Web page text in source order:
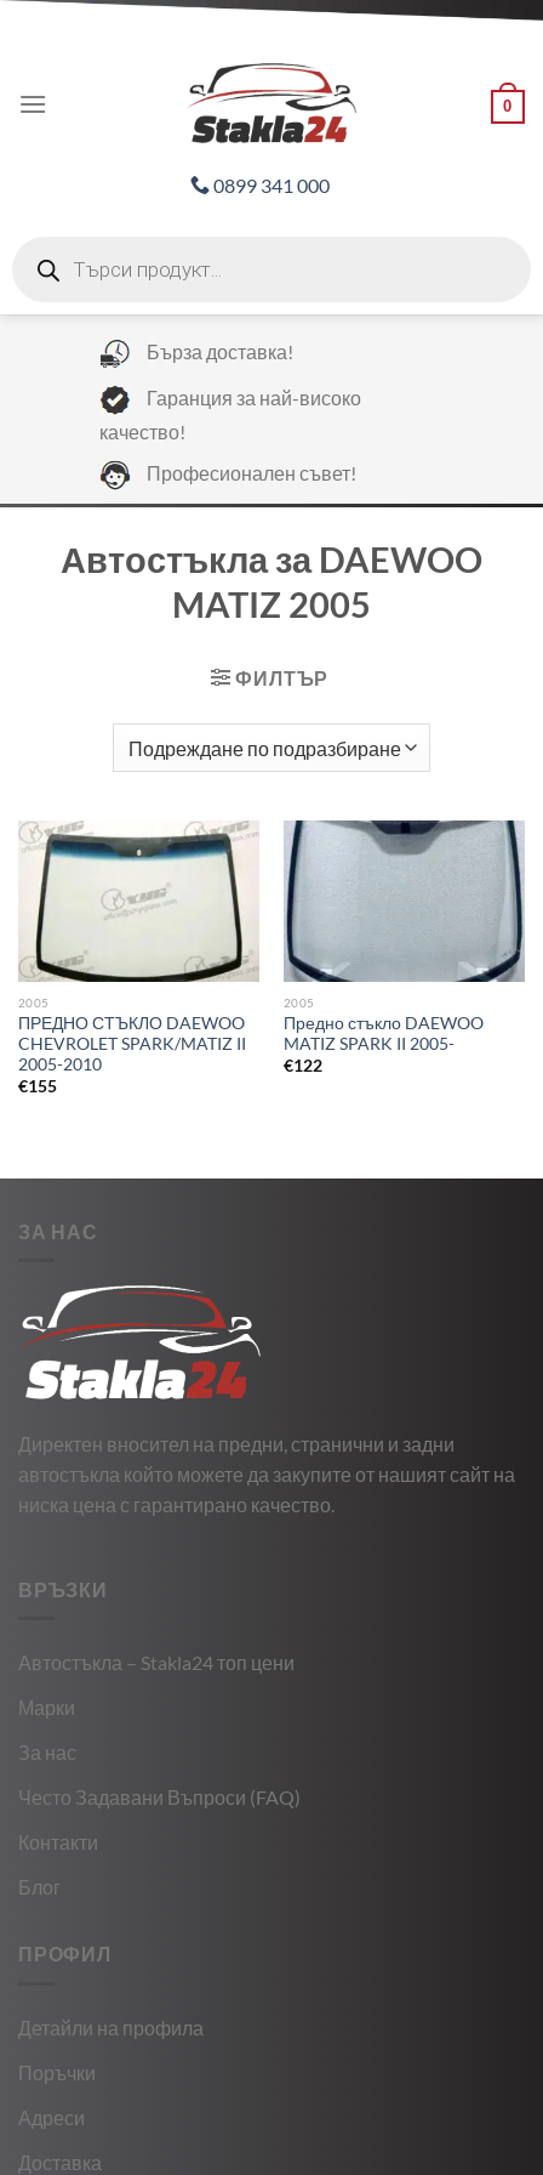
0
0899 341 000
search
Бърза доставка!
Гаранция за най-високо
качество!
Професионален съвет!
Автостъкла за DAEWOO
MATIZ 2005
ФИЛТЪР
2005
ПРЕДНО СТЪКЛО DAEWOO
CHEVROLET SPARK/MATIZ II
2005-2010
€155
2005
Предно стъкло DAEWOO
MATIZ SPARK II 2005-
€122
ЗА НАС
Директен вносител на предни, странични и задни
автостъкла който можете да закупите от нашият сайт на
ниска цена с гарантирано качество.
ВРЪЗКИ
Автостъкла – Stakla24 топ цени
Марки
За нас
Често Задавани Въпроси (FAQ)
Контакти
Блог
ПРОФИЛ
Детайли на профила
Поръчки
Адреси
Доставка